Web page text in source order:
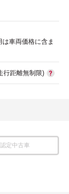
車両価格に含ま
行距離無制限)
定中古車